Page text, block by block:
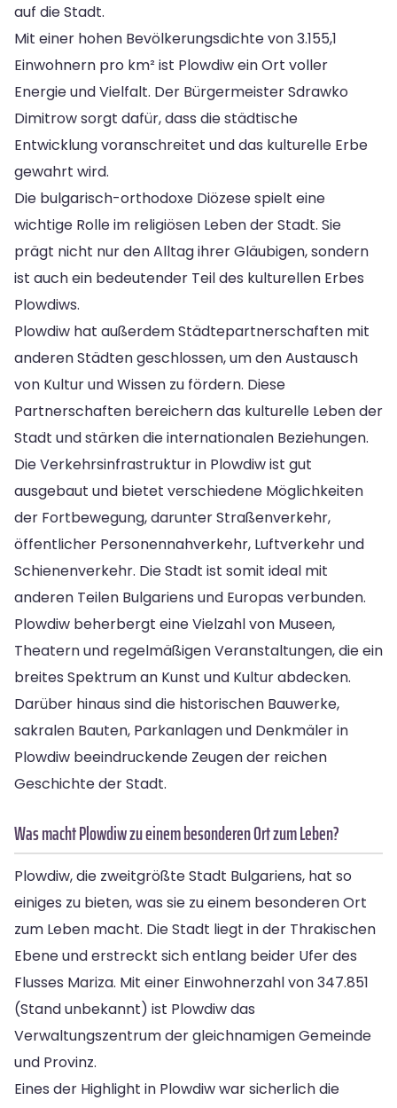
auf die Stadt.
Mit einer hohen Bevölkerungsdichte von 3.155,1
Einwohnern pro km² ist Plowdiw ein Ort voller
Energie und Vielfalt. Der Bürgermeister Sdrawko
Dimitrow sorgt dafür, dass die städtische
Entwicklung voranschreitet und das kulturelle Erbe
gewahrt wird.
Die bulgarisch-orthodoxe Diözese spielt eine
wichtige Rolle im religiösen Leben der Stadt. Sie
prägt nicht nur den Alltag ihrer Gläubigen, sondern
ist auch ein bedeutender Teil des kulturellen Erbes
Plowdiws.
Plowdiw hat außerdem Städtepartnerschaften mit
anderen Städten geschlossen, um den Austausch
von Kultur und Wissen zu fördern. Diese
Partnerschaften bereichern das kulturelle Leben der
Stadt und stärken die internationalen Beziehungen.
Die Verkehrsinfrastruktur in Plowdiw ist gut
ausgebaut und bietet verschiedene Möglichkeiten
der Fortbewegung, darunter Straßenverkehr,
öffentlicher Personennahverkehr, Luftverkehr und
Schienenverkehr. Die Stadt ist somit ideal mit
anderen Teilen Bulgariens und Europas verbunden.
Plowdiw beherbergt eine Vielzahl von Museen,
Theatern und regelmäßigen Veranstaltungen, die ein
breites Spektrum an Kunst und Kultur abdecken.
Darüber hinaus sind die historischen Bauwerke,
sakralen Bauten, Parkanlagen und Denkmäler in
Plowdiw beeindruckende Zeugen der reichen
Geschichte der Stadt.
Was macht Plowdiw zu einem besonderen Ort zum Leben?
Plowdiw, die zweitgrößte Stadt Bulgariens, hat so
einiges zu bieten, was sie zu einem besonderen Ort
zum Leben macht. Die Stadt liegt in der Thrakischen
Ebene und erstreckt sich entlang beider Ufer des
Flusses Mariza. Mit einer Einwohnerzahl von 347.851
(Stand unbekannt) ist Plowdiw das
Verwaltungszentrum der gleichnamigen Gemeinde
und Provinz.
Eines der Highlight in Plowdiw war sicherlich die